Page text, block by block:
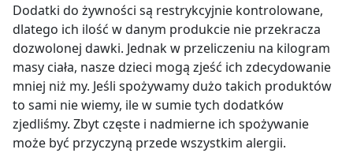
Dodatki do żywności są restrykcyjnie kontrolowane,
dlatego ich ilość w danym produkcie nie przekracza
dozwolonej dawki. Jednak w przeliczeniu na kilogram
masy ciała, nasze dzieci mogą zjeść ich zdecydowanie
mniej niż my. Jeśli spożywamy dużo takich produktów
to sami nie wiemy, ile w sumie tych dodatków
zjedliśmy. Zbyt częste i nadmierne ich spożywanie
może być przyczyną przede wszystkim alergii.